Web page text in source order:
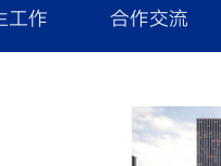
工作 合作交流